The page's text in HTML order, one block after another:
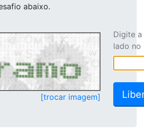
abaixo.
[trocar imagem]
Digite
lado no